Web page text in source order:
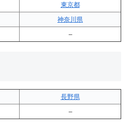
東京都
神奈川県
–
長野県
–